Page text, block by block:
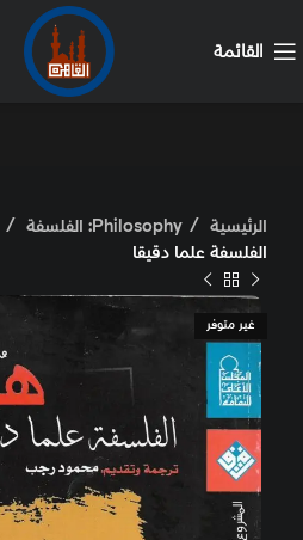
القائمة
الرئيسية Philosophy: الفلسفة
الفلسفة علما دقيقا
غير متوفر